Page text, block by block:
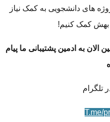
های دانشجویی به کمک نیاز
بهش کمک کنیم!
به ادمین پشتیبانی ما پیام
تلگرام
T.me/